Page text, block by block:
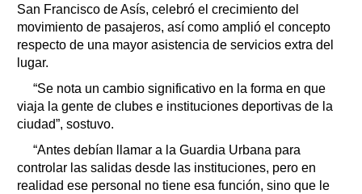
San Francisco de Asís, celebró el crecimiento del
movimiento de pasajeros, así como amplió el concepto
respecto de una mayor asistencia de servicios extra del
lugar.
“Se nota un cambio significativo en la forma en que
viaja la gente de clubes e instituciones deportivas de la
ciudad”, sostuvo.
“Antes debían llamar a la Guardia Urbana para
controlar las salidas desde las instituciones, pero en
realidad ese personal no tiene esa función, sino que le